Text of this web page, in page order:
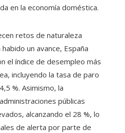
en la economía doméstica.
retos de naturaleza
un avance, España
el índice de desempleo más
incluyendo la tasa de paro
%. Asimismo, la
públicas
alcanzando el 28 %, lo
de alerta por parte de